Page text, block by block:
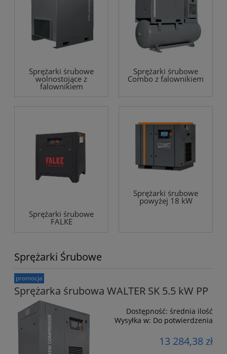
Sprężarki śrubowe
wolnostojące z
falownikiem
Sprężarki śrubowe
Combo z falownikiem
Sprężarki śrubowe
FALKE
Sprężarki śrubowe
powyżej 18 kW
Sprężarki Śrubowe
Sprężarka śrubowa WALTER SK 5.5 kW PP
Dostępność: średnia ilość
Wysyłka w: Do potwierdzenia
13 284,38 zł
promocja